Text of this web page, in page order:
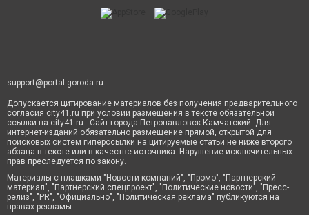
support@portal-goroda.ru
Допускается цитирование материалов без получения предварительного
согласия city41.ru при условии размещения в тексте обязательной
ссылки на city41.ru - Сайт города Петропавловск-Камчатский. Для
интернет-изданий обязательно размещение прямой, открытой для
поисковых систем гиперссылки на цитируемые статьи не ниже второго
абзаца в тексте или в качестве источника. Нарушение исключительных
прав преследуется по закону.
Материалы с плашками "Новости компаний", "Промо", "Партнерский
материал", "Партнерский спецпроект", "Политические новости", "Пресс-
релиз", "PR", "Официально", "Политическая реклама" публикуются на
правах рекламы.